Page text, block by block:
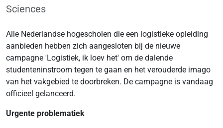
Sciences
Alle Nederlandse hogescholen die een logistieke opleiding
aanbieden hebben zich aangesloten bij de nieuwe
campagne 'Logistiek, ik loev het' om de dalende
studenteninstroom tegen te gaan en het verouderde imago
van het vakgebied te doorbreken. De campagne is vandaag
officieel gelanceerd.
Urgente problematiek